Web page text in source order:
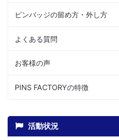
ピンバッジの留め方・外し方
よくある質問
お客様の声
PINS FACTORYの特徴
活動状況